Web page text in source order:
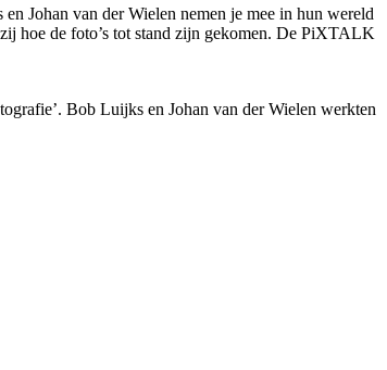
Johan van der Wielen nemen je mee in hun wereld
hoe de foto’s tot stand zijn gekomen. De PiXTALK
Bob Luijks en Johan van der Wielen werkten